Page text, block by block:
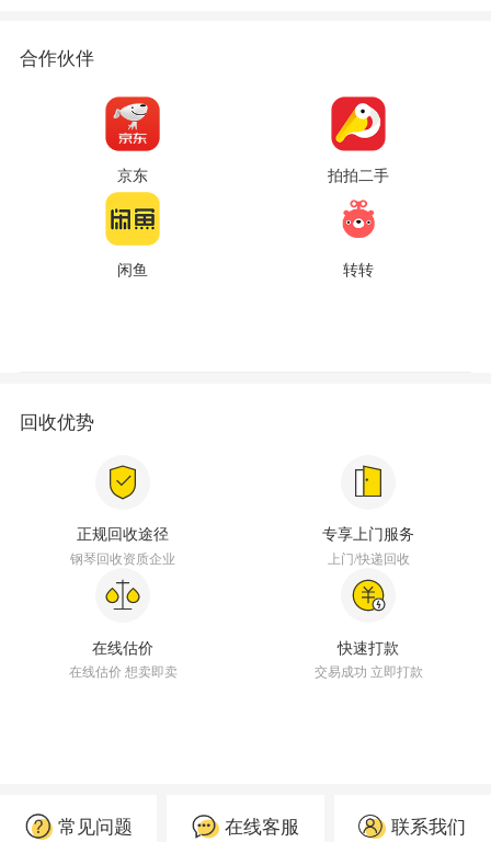
合作伙伴
京东 拍拍二手
闲鱼 转转
回收优势
正规回收途径
钢琴回收资质企业
专享上门服务
上门/快递回收
在线估价
在线估价 想卖即卖
快速打款
交易成功 立即打款
常见问题 在线客服 联系我们